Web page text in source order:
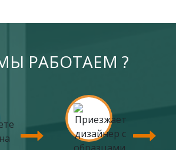
РАБОТАЕМ ?